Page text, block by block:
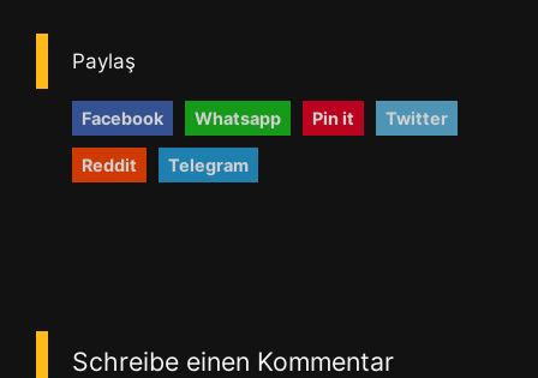
Paylaş
Facebook Whatsapp Pin it Twitter
Reddit Telegram
Schreibe einen Kommentar